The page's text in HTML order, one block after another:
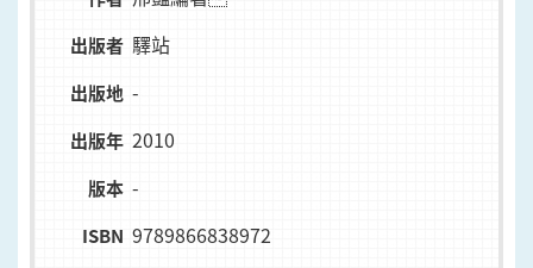
出版者 驛站
出版地 -
出版年 2010
版本 -
ISBN 9789866838972